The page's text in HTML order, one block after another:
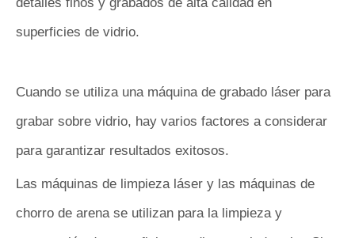
superficies de vidrio.
Cuando se utiliza una máquina de grabado láser para
grabar sobre vidrio, hay varios factores a considerar
para garantizar resultados exitosos.
Las máquinas de limpieza láser y las máquinas de
chorro de arena se utilizan para la limpieza y